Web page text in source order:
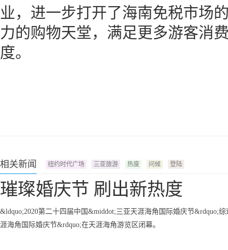
业，进一步打开了海南免税市场
力的购物天堂，满足更多游客消
度。
相关新闻 纽约时代广场 三亚旅游 热度 问候 登陆
璀璨婚庆节 刷出新热度
&ldquo;2020第二十四届中国&middot;三亚天涯海角国际婚庆节&rdquo;
涯海角国际婚庆节&rdquo;在天涯海角游览区闭幕。